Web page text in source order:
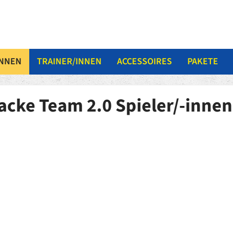
TRAINER/INNEN ACCESSOIRES PAKETE
Team 2.0 Spieler/-innen